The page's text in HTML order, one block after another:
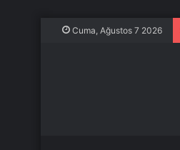
Cuma, Ağustos 7 2026